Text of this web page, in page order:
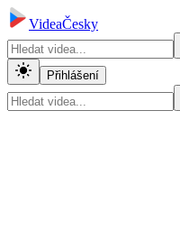
VideaČesky
Přihlášení